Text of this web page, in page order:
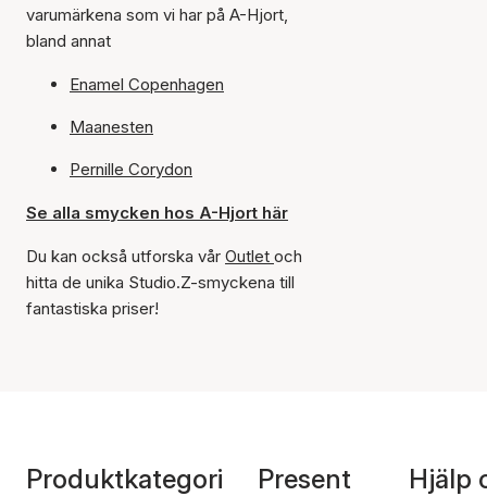
varumärkena som vi har på A-Hjort,
bland annat
Enamel Copenhagen
Maanesten
Pernille Corydon
Se alla smycken hos A-Hjort här
Du kan också utforska vår Outlet och
hitta de unika Studio.Z-smyckena till
fantastiska priser!
Produktkategori
Present
Hjälp